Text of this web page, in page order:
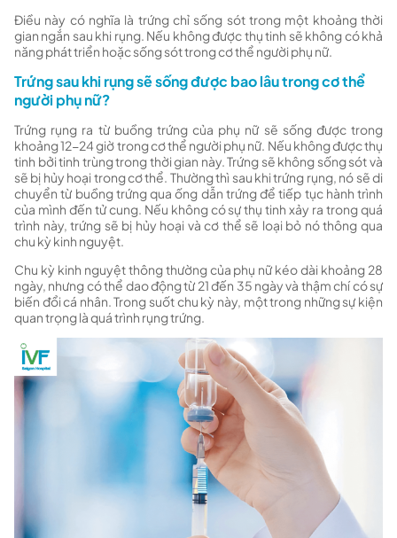
Điều này có nghĩa là trứng chỉ sống sót trong một khoảng thời
gian ngắn sau khi rụng. Nếu không được thụ tinh sẽ không có khả
năng phát triển hoặc sống sót trong cơ thể người phụ nữ.
Trứng sau khi rụng sẽ sống được bao lâu trong cơ thể
người phụ nữ?
Trứng rụng ra từ buồng trứng của phụ nữ sẽ sống được trong
khoảng 12-24 giờ trong cơ thể người phụ nữ. Nếu không được thụ
tinh bởi tinh trùng trong thời gian này. Trứng sẽ không sống sót và
sẽ bị hủy hoại trong cơ thể. Thường thì sau khi trứng rụng, nó sẽ di
chuyển từ buồng trứng qua ống dẫn trứng để tiếp tục hành trình
của mình đến tử cung. Nếu không có sự thụ tinh xảy ra trong quá
trình này, trứng sẽ bị hủy hoại và cơ thể sẽ loại bỏ nó thông qua
chu kỳ kinh nguyệt.
Chu kỳ kinh nguyệt thông thường của phụ nữ kéo dài khoảng 28
ngày, nhưng có thể dao động từ 21 đến 35 ngày và thậm chí có sự
biến đổi cá nhân. Trong suốt chu kỳ này, một trong những sự kiện
quan trọng là quá trình rụng trứng.